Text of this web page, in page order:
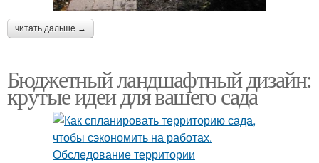
читать дальше →
Бюджетный ландшафтный дизайн:
крутые идеи для вашего сада